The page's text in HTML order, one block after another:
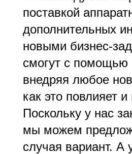
поставкой
дополнительных
новыми бизнес-
смогут с помощью
внедряя любое
как это повлияет
Поскольку у нас
мы можем
случая вариант. А